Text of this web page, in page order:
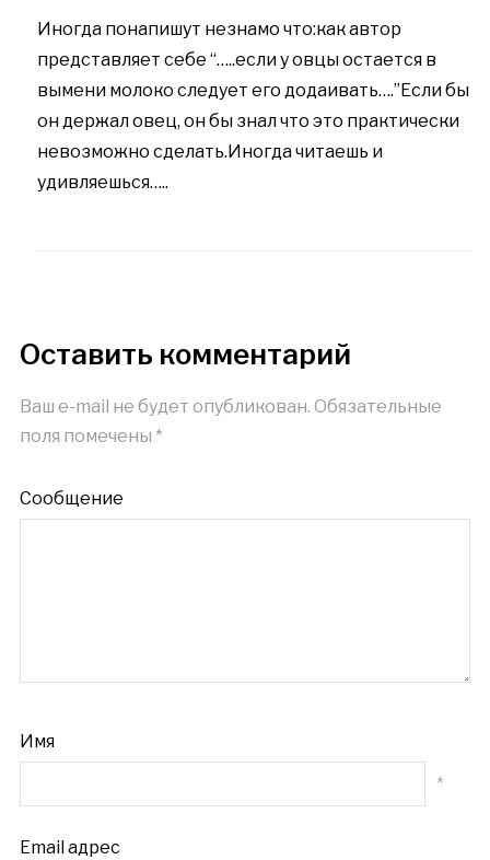
Иногда понапишут незнамо что:как автор
представляет себе “…..если у овцы остается в
вымени молоко следует его додаивать….”Если бы
он держал овец, он бы знал что это практически
невозможно сделать.Иногда читаешь и
удивляешься…..
Оставить комментарий
Ваш e-mail не будет опубликован. Обязательные
поля помечены *
Сообщение
Имя
*
Email адрес